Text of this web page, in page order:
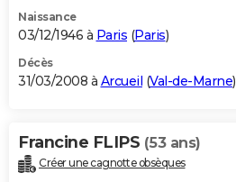
Naissance
03/12/1946 à Paris (Paris)
Décès
31/03/2008 à Arcueil (Val-de-Marne)
Francine FLIPS (53 ans)
Créer une cagnotte obsèques